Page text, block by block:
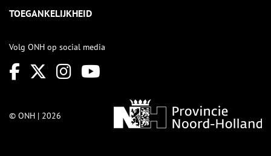
TOEGANKELIJKHEID
Volg ONH op social media
© ONH | 2026